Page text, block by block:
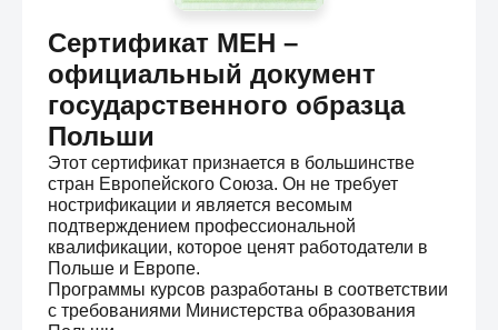
Сертификат МЕН –
официальный документ
государственного образца
Польши
Этот сертификат признается в большинстве
стран Европейского Союза. Он не требует
нострификации и является весомым
подтверждением профессиональной
квалификации, которое ценят работодатели в
Польше и Европе.
Программы курсов разработаны в соответствии
с требованиями Министерства образования